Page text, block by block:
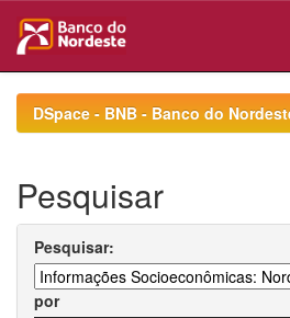
navigationDSpace - BNB - Banco do
Pesquisar
Pesquisar:
por